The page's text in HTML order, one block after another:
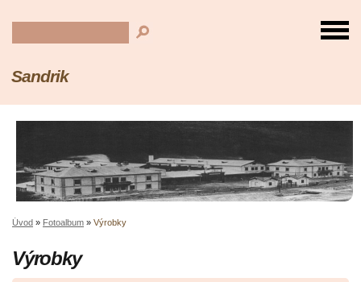
Sandrik
Úvod » Fotoalbum » Výrobky
Výrobky